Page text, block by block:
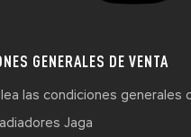
GENERALES DE VENTA
las condiciones generales
Jaga